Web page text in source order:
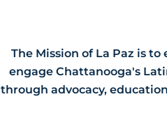
The Mission of La Paz is
engage Chattanooga's
through advocacy,